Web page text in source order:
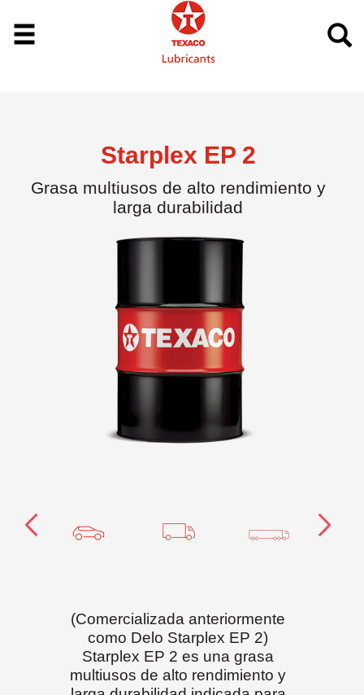
Starplex EP 2
Grasa multiusos de alto rendimiento y
larga durabilidad
(Comercializada anteriormente
como Delo Starplex EP 2)
Starplex EP 2 es una grasa
multiusos de alto rendimiento y